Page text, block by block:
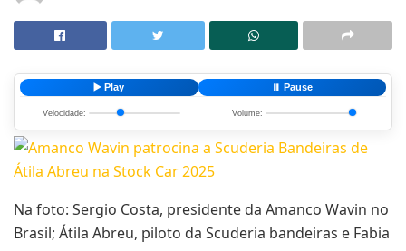
▶️ Play ⏸️ Pause
Velocidade: Volume:
Na foto: Sergio Costa, presidente da Amanco Wavin no
Brasil; Átila Abreu, piloto da Scuderia bandeiras e Fabia